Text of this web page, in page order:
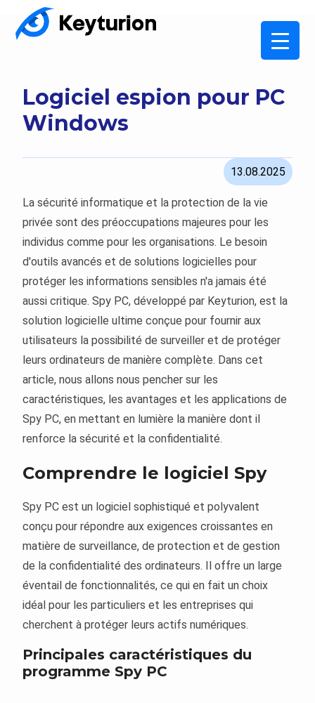
Logiciel espion pour PC
Windows
13.08.2025
La sécurité informatique et la protection de la vie
privée sont des préoccupations majeures pour les
individus comme pour les organisations. Le besoin
d'outils avancés et de solutions logicielles pour
protéger les informations sensibles n'a jamais été
aussi critique. Spy PC, développé par Keyturion, est la
solution logicielle ultime conçue pour fournir aux
utilisateurs la possibilité de surveiller et de protéger
leurs ordinateurs de manière complète. Dans cet
article, nous allons nous pencher sur les
caractéristiques, les avantages et les applications de
Spy PC, en mettant en lumière la manière dont il
renforce la sécurité et la confidentialité.
Comprendre le logiciel Spy
Spy PC est un logiciel sophistiqué et polyvalent
conçu pour répondre aux exigences croissantes en
matière de surveillance, de protection et de gestion
de la confidentialité des ordinateurs. Il offre un large
éventail de fonctionnalités, ce qui en fait un choix
idéal pour les particuliers et les entreprises qui
cherchent à protéger leurs actifs numériques.
Principales caractéristiques du
programme Spy PC